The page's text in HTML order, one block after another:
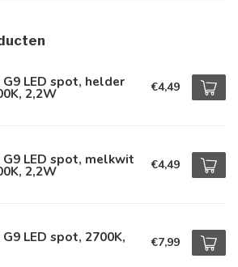
LED spot, helder
2,2W €4,49
LED spot, melkwit
2,2W €4,49
LED spot, 2700K, €7,99